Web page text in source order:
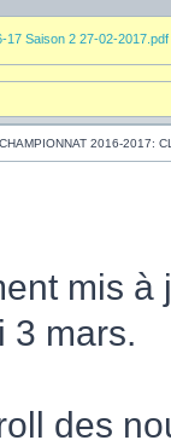
17 Saison 2 27-02-2017.pdf
2016-2017:
mis à
3 mars.
des